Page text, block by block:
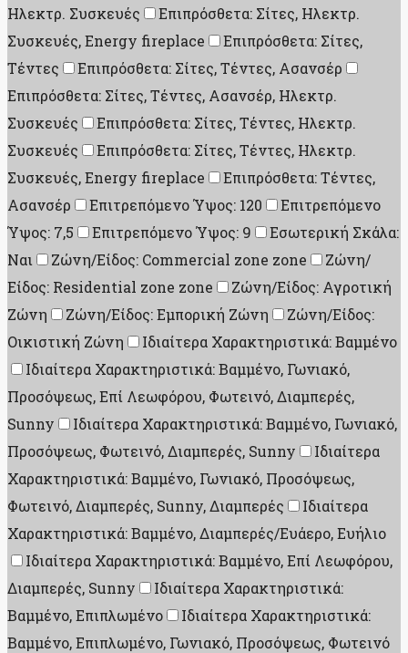
Ηλεκτρ. Συσκευές
Επιπρόσθετα: Σίτες, Ηλεκτρ.
Συσκευές, Energy fireplace
Επιπρόσθετα: Σίτες,
Τέντες
Επιπρόσθετα: Σίτες, Τέντες, Ασανσέρ
Επιπρόσθετα: Σίτες, Τέντες, Ασανσέρ, Ηλεκτρ.
Συσκευές
Επιπρόσθετα: Σίτες, Τέντες, Ηλεκτρ.
Συσκευές
Επιπρόσθετα: Σίτες, Τέντες, Ηλεκτρ.
Συσκευές, Energy fireplace
Επιπρόσθετα: Τέντες,
Ασανσέρ
Επιτρεπόμενο Ύψος: 120
Επιτρεπόμενο
Ύψος: 7,5
Επιτρεπόμενο Ύψος: 9
Εσωτερική Σκάλα:
Ναι
Ζώνη/Είδος: Commercial zone zone
Ζώνη/
Είδος: Residential zone zone
Ζώνη/Είδος: Αγροτική
Ζώνη
Ζώνη/Είδος: Εμπορική Ζώνη
Ζώνη/Είδος:
Οικιστική Ζώνη
Ιδιαίτερα Χαρακτηριστικά: Βαμμένο
Ιδιαίτερα Χαρακτηριστικά: Βαμμένο, Γωνιακό,
Προσόψεως, Επί Λεωφόρου, Φωτεινό, Διαμπερές,
Sunny
Ιδιαίτερα Χαρακτηριστικά: Βαμμένο, Γωνιακό,
Προσόψεως, Φωτεινό, Διαμπερές, Sunny
Ιδιαίτερα
Χαρακτηριστικά: Βαμμένο, Γωνιακό, Προσόψεως,
Φωτεινό, Διαμπερές, Sunny, Διαμπερές
Ιδιαίτερα
Χαρακτηριστικά: Βαμμένο, Διαμπερές/Ευάερο, Ευήλιο
Ιδιαίτερα Χαρακτηριστικά: Βαμμένο, Επί Λεωφόρου,
Διαμπερές, Sunny
Ιδιαίτερα Χαρακτηριστικά:
Βαμμένο, Επιπλωμένο
Ιδιαίτερα Χαρακτηριστικά:
Βαμμένο, Επιπλωμένο, Γωνιακό, Προσόψεως, Φωτεινό